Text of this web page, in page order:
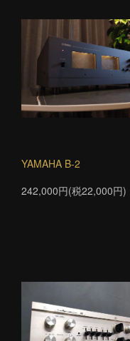
YAMAHA B-2
242,000円(税22,000円)